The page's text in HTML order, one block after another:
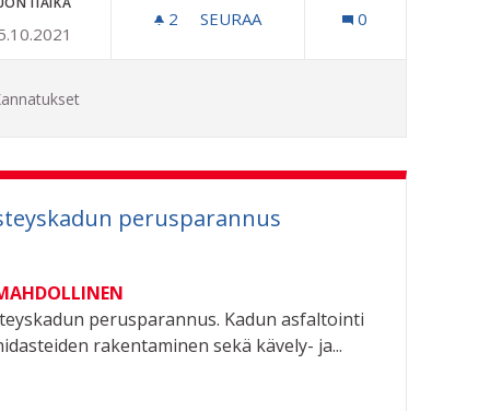
SIILOIHIN 2 2 SEURAAJAA
SEURAA 0
perusparannus
perusparannus. Kadun asfaltointi
rakentaminen sekä kävely- ja...